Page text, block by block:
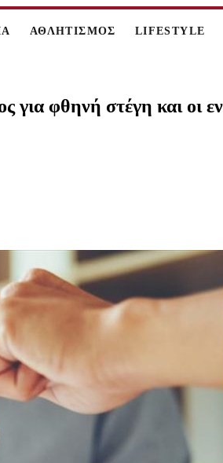
ΑΘΛΗΤΙΣΜΟΣ LIFESTYLE
για φθηνή στέγη και οι